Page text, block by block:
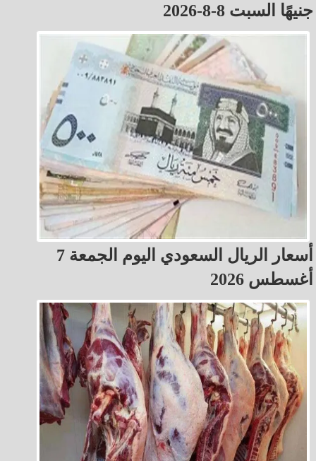
جنيهًا السبت 8-8-2026
أسعار الريال السعودي اليوم الجمعة 7
أغسطس 2026